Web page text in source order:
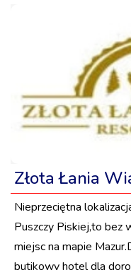
Złota Łania
Nieprzeciętna
Puszczy Piskiej,to bez
miejsc na mapie
butikowy hotel dla